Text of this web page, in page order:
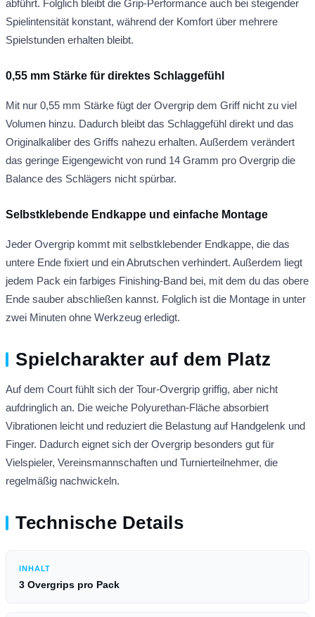
abführt. Folglich bleibt die Grip-Performance auch bei steigender
Spielintensität konstant, während der Komfort über mehrere
Spielstunden erhalten bleibt.
0,55 mm Stärke für direktes Schlaggefühl
Mit nur 0,55 mm Stärke fügt der Overgrip dem Griff nicht zu viel
Volumen hinzu. Dadurch bleibt das Schlaggefühl direkt und das
Originalkaliber des Griffs nahezu erhalten. Außerdem verändert
das geringe Eigengewicht von rund 14 Gramm pro Overgrip die
Balance des Schlägers nicht spürbar.
Selbstklebende Endkappe und einfache Montage
Jeder Overgrip kommt mit selbstklebender Endkappe, die das
untere Ende fixiert und ein Abrutschen verhindert. Außerdem liegt
jedem Pack ein farbiges Finishing-Band bei, mit dem du das obere
Ende sauber abschließen kannst. Folglich ist die Montage in unter
zwei Minuten ohne Werkzeug erledigt.
Spielcharakter auf dem Platz
Auf dem Court fühlt sich der Tour-Overgrip griffig, aber nicht
aufdringlich an. Die weiche Polyurethan-Fläche absorbiert
Vibrationen leicht und reduziert die Belastung auf Handgelenk und
Finger. Dadurch eignet sich der Overgrip besonders gut für
Vielspieler, Vereinsmannschaften und Turnierteilnehmer, die
regelmäßig nachwickeln.
Technische Details
INHALT
3 Overgrips pro Pack